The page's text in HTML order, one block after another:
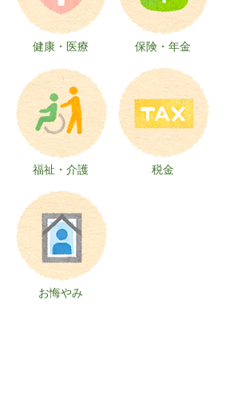
健康・医療 保険・年金
福祉・介護 税金
お悔やみ